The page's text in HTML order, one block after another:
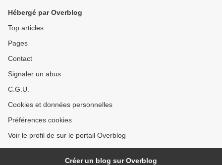
Hébergé par Overblog
Top articles
Pages
Contact
Signaler un abus
C.G.U.
Cookies et données personnelles
Préférences cookies
Voir le profil de sur le portail Overblog
Créer un blog sur Overblog